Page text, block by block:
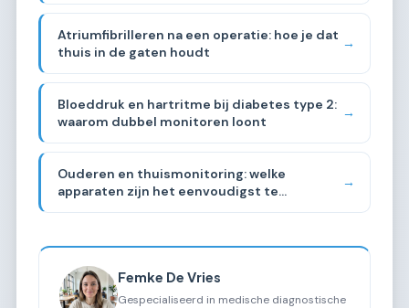
Atriumfibrilleren na een operatie: hoe je dat
thuis in de gaten houdt
→
Bloeddruk en hartritme bij diabetes type 2:
waarom dubbel monitoren loont
→
Ouderen en thuismonitoring: welke
apparaten zijn het eenvoudigst te
gebruiken?
→
Femke De Vries
Gespecialiseerd in medische diagnostische